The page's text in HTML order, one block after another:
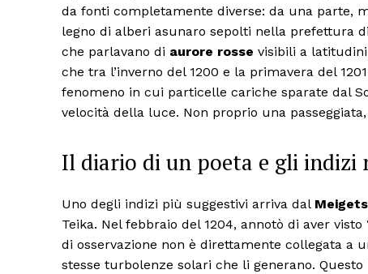
da fonti completamente diverse: da una parte,
legno di alberi asunaro sepolti nella prefettura
che parlavano di aurore rosse visibili a
che tra l’inverno del 1200 e la primavera del
fenomeno in cui particelle cariche sparate dal
velocità della luce. Non proprio una passeggiata,
Il diario di un poeta e gli indizi
Uno degli indizi più suggestivi arriva dal
Teika. Nel febbraio del 1204, annotò di aver
di osservazione non è direttamente collegata a
stesse turbolenze solari che li generano.